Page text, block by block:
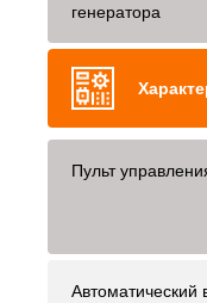
генератора
Пульт
Автоматический